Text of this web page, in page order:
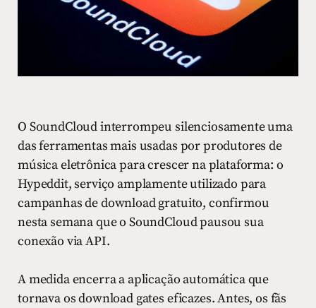
O SoundCloud interrompeu silenciosamente uma
das ferramentas mais usadas por produtores de
música eletrônica para crescer na plataforma: o
Hypeddit, serviço amplamente utilizado para
campanhas de download gratuito, confirmou
nesta semana que o SoundCloud pausou sua
conexão via API.
A medida encerra a aplicação automática que
tornava os download gates eficazes. Antes, os fãs